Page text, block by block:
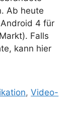
Ab heute
4 für
Falls
kann hier
,Video-